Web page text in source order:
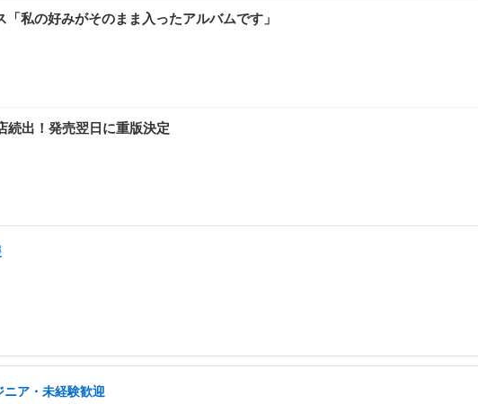
私の好みがそのまま入ったアルバムです」
続出！発売翌日に重版決定
ア・未経験歓迎